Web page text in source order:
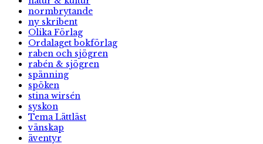
normbrytande
ny skribent
Olika Förlag
Ordalaget bokförlag
raben och sjögren
rabén & sjögren
spänning
spöken
stina wirsén
syskon
Tema Lättläst
vänskap
äventyr